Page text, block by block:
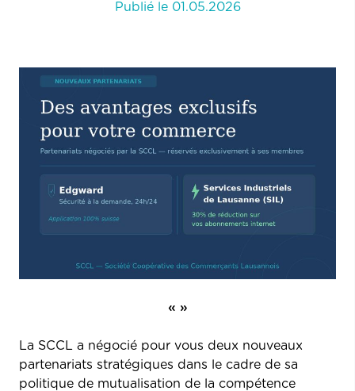
Publié le 01.05.2026
« »
La SCCL a négocié pour vous deux nouveaux
partenariats stratégiques dans le cadre de sa
politique de mutualisation de la compétence